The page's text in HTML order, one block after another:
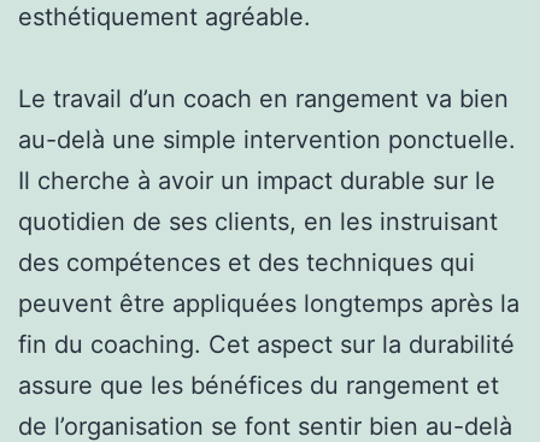
esthétiquement agréable.
Le travail d’un coach en rangement va bien
au-delà une simple intervention ponctuelle.
Il cherche à avoir un impact durable sur le
quotidien de ses clients, en les instruisant
des compétences et des techniques qui
peuvent être appliquées longtemps après la
fin du coaching. Cet aspect sur la durabilité
assure que les bénéfices du rangement et
de l’organisation se font sentir bien au-delà